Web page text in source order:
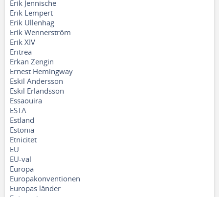
Erik Jennische
Erik Lempert
Erik Ullenhag
Erik Wennerström
Erik XIV
Eritrea
Erkan Zengin
Ernest Hemingway
Eskil Andersson
Eskil Erlandsson
Essaouira
ESTA
Estland
Estonia
Etnicitet
EU
EU-val
Europa
Europakonventionen
Europas länder